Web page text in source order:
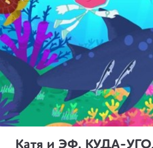
Катя и ЭФ. КУДА-